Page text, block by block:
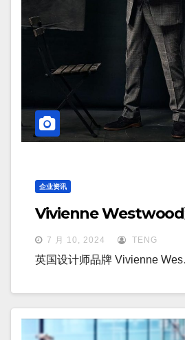
企业资讯
Vivienne Westwood
7 月 10, 2024 TENG
英国设计师品牌 Vivienne